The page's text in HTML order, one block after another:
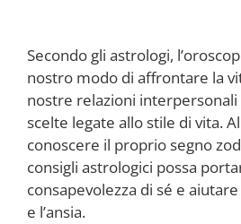
Secondo gli astrologi,
nostro modo di affrontare la
nostre relazioni
scelte legate allo stile di vita.
conoscere il proprio segno
consigli astrologici possa
consapevolezza di sé e
e l’ansia.